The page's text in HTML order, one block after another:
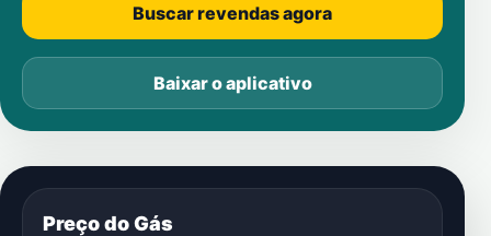
Buscar revendas agora
Baixar o aplicativo
Preço do Gás